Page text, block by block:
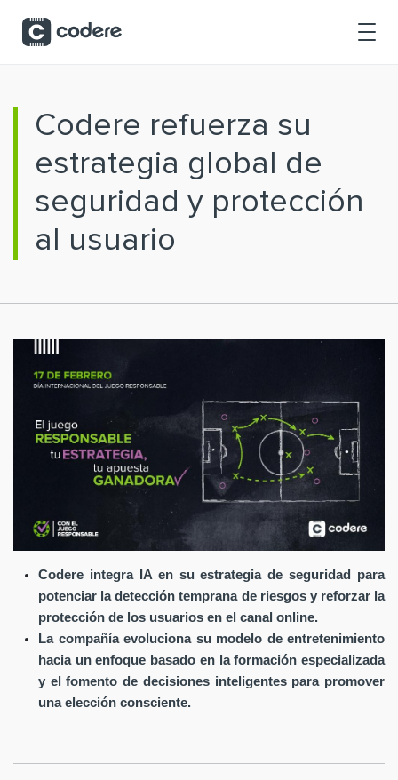
Codere refuerza su
estrategia global de
seguridad y protección
al usuario
Codere integra IA en su estrategia de seguridad para
potenciar la detección temprana de riesgos y reforzar la
protección de los usuarios en el canal online.
La compañía evoluciona su modelo de entretenimiento
hacia un enfoque basado en la formación especializada
y el fomento de decisiones inteligentes para promover
una elección consciente.